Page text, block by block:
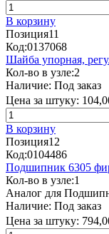
В корзину
Позиция11
Код:0137068
Шайба упорная,
Кол-во в узле:2
Наличие: Под заказ
Цена за штуку:
В корзину
Позиция12
Код:0104486
Подшипник 6305
Кол-во в узле:1
Аналог для
Наличие: Под заказ
Цена за штуку: